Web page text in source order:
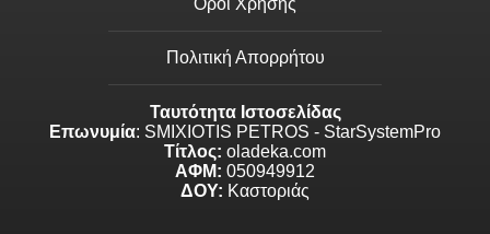
Πολιτική Απορρήτου
Ταυτότητα Ιστοσελίδας
Επωνυμία: SMIXIOTIS PETROS - StarSystemPro
Τίτλος: oladeka.com
ΑΦΜ: 050949912
ΔΟΥ: Καστοριάς